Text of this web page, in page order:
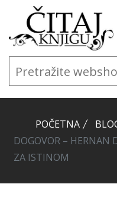
POČETNA
DOGOVOR – HERNAN
ZA ISTINOM